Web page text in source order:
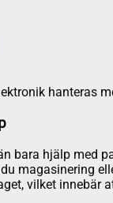
hanteras
bara hjälp med
magasinering
vilket innebär